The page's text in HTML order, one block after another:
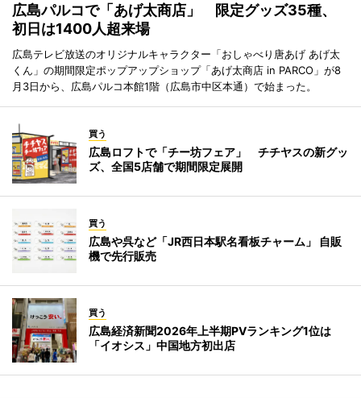
広島パルコで「あげ太商店」 限定グッズ35種、
初日は1400人超来場
広島テレビ放送のオリジナルキャラクター「おしゃべり唐あげ あげ太
くん」の期間限定ポップアップショップ「あげ太商店 in PARCO」が8
月3日から、広島パルコ本館1階（広島市中区本通）で始まった。
買う
広島ロフトで「チー坊フェア」 チチヤスの新グッ
ズ、全国5店舗で期間限定展開
買う
広島や呉など「JR西日本駅名看板チャーム」 自販
機で先行販売
買う
広島経済新聞2026年上半期PVランキング1位は
「イオシス」中国地方初出店